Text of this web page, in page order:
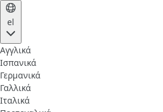
el
Αγγλικά
Ισπανικά
Γερμανικά
Γαλλικά
Ιταλικά